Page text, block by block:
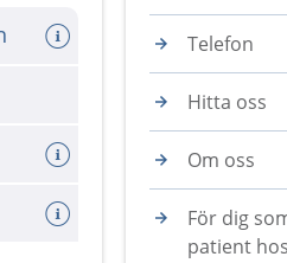
Telefon
Hitta oss
Om oss
För dig
patient